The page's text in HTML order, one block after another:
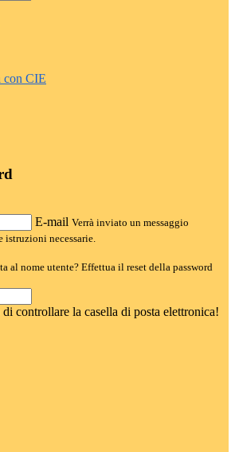
con CIE
E-mail Verrà inviato un messaggio
necessarie.
al nome utente? Effettua il reset della password
controllare la casella di posta elettronica!